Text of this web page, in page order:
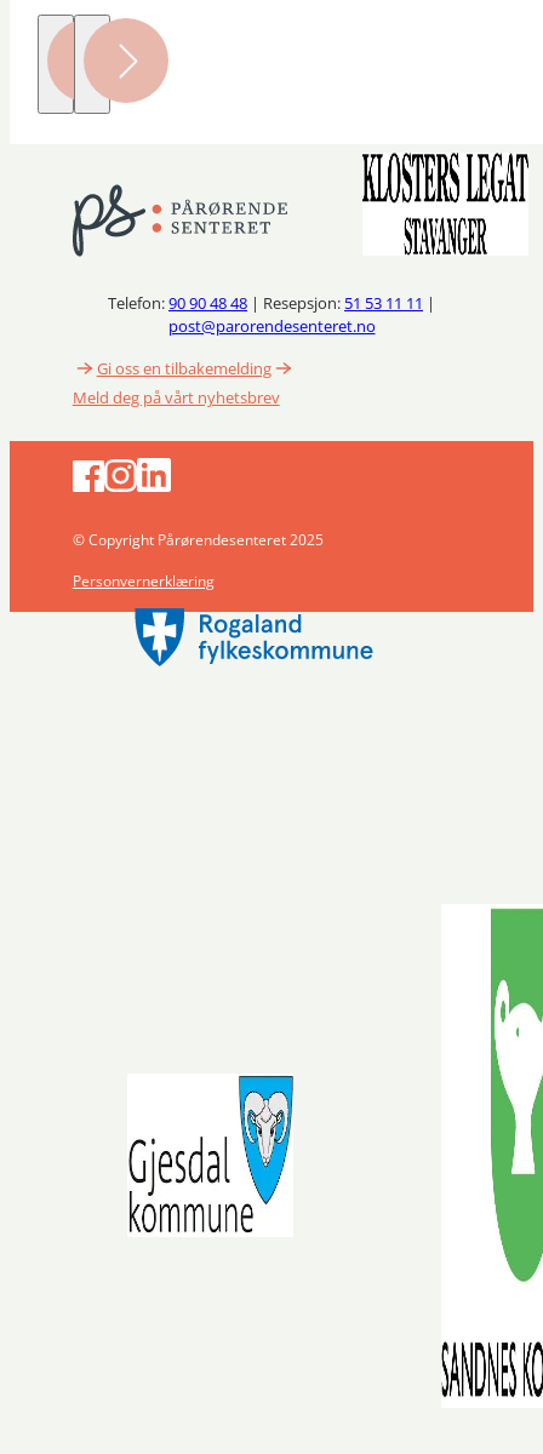
Telefon:90 90 48 48 | Resepsjon: 51 53 11 11 |
post@parorendesenteret.no
Gi oss en tilbakemelding
Meld deg på vårt nyhetsbrev
© Copyright Pårørendesenteret 2025
Personvernerklæring